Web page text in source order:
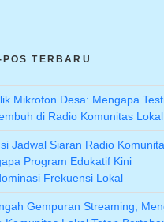
POS TERBARU
Mikrofon Desa: Mengapa
di Radio Komunitas Lokal
Jadwal Siaran Radio
Program Edukatif Kini
Frekuensi Lokal
Gempuran Streaming,